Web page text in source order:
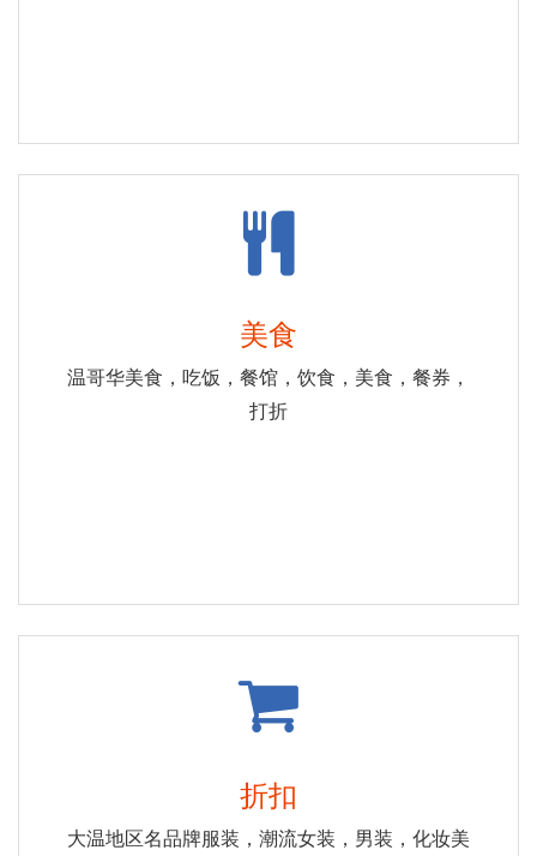
美食
温哥华美食，吃饭，餐馆，饮食，美食，餐券，
打折
折扣
大温地区名品牌服装，潮流女装，男装，化妆美